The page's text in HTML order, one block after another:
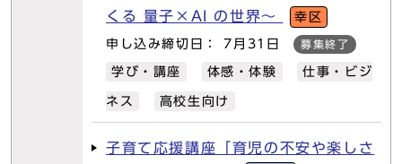
くる 量子×AI の世界～
幸区
申し込み締切日： 7月31日 募集終了
学び・講座 体感・体験 仕事・ビジ
ネス 高校生向け
子育て応援講座「育児の不安や楽しさ